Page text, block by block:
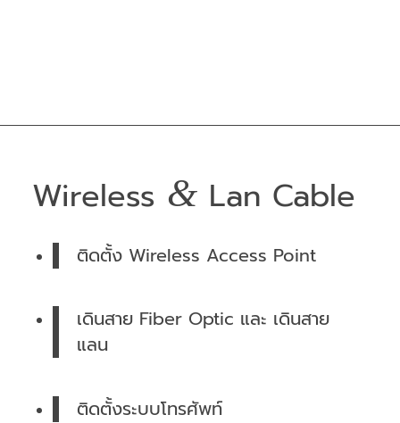
Wireless &Lan Cable
ติดตั้ง Wireless Access Point
เดินสาย Fiber Optic และ เดินสาย
แลน
ติดตั้งระบบโทรศัพท์